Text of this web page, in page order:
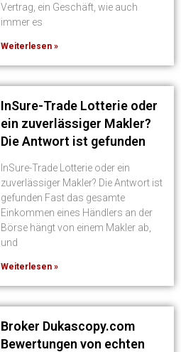
Vertrag, ein Geschäft, wie auch
immer es
Weiterlesen »
InSure-Trade Lotterie oder
ein zuverlässiger Makler?
Die Antwort ist gefunden
InSure-Trade Lotterie oder ein
zuverlässiger Makler? Die Antwort ist
gefunden Fast das gesamte
Einkommen eines Händlers an der
Börse hängt von einem Makler ab,
und
Weiterlesen »
Broker Dukascopy.com
Bewertungen von echten